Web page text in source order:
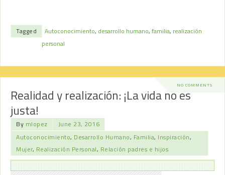
Tagged Autoconocimiento, desarrollo humano,familia, realización
personal
NO COMMENTS
Realidad y realización: ¡La vida no es
justa!
By mlopez
June 23, 2016
Autoconocimiento, Desarrollo Humano, Familia, Inspiración,
Mujer, Realización Personal, Relación padres e hijos